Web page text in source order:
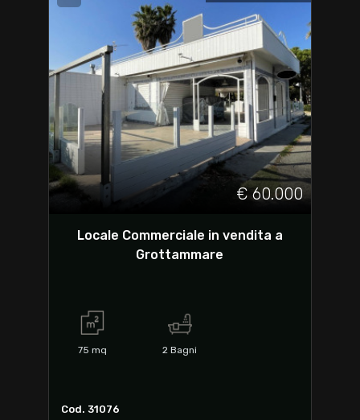
€ 60.000
Locale Commerciale in vendita a
Grottammare
75 mq 2 Bagni
Cod. 31076